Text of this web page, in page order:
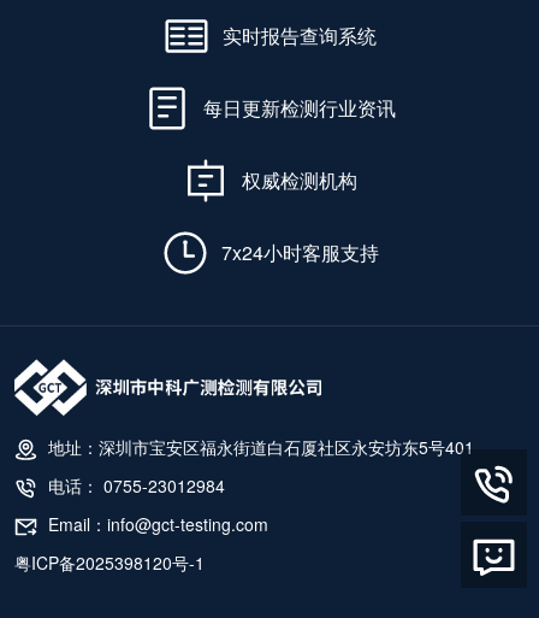
实时报告查询系统
每日更新检测行业资讯
权威检测机构
7x24小时客服支持
地址：深圳市宝安区福永街道白石厦社区永安坊东5号401
电话： 0755-23012984
Email：info@gct-testing.com
粤ICP备2025398120号-1